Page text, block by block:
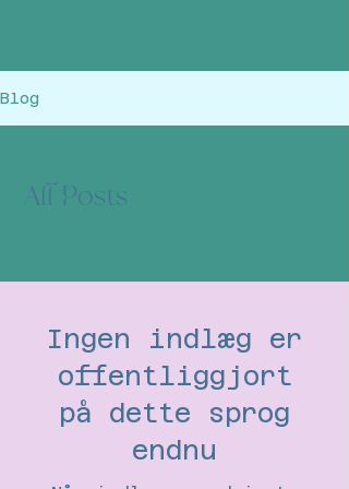
Blog
All Posts
Ingen indlæg er
offentliggjort
på dette sprog
endnu